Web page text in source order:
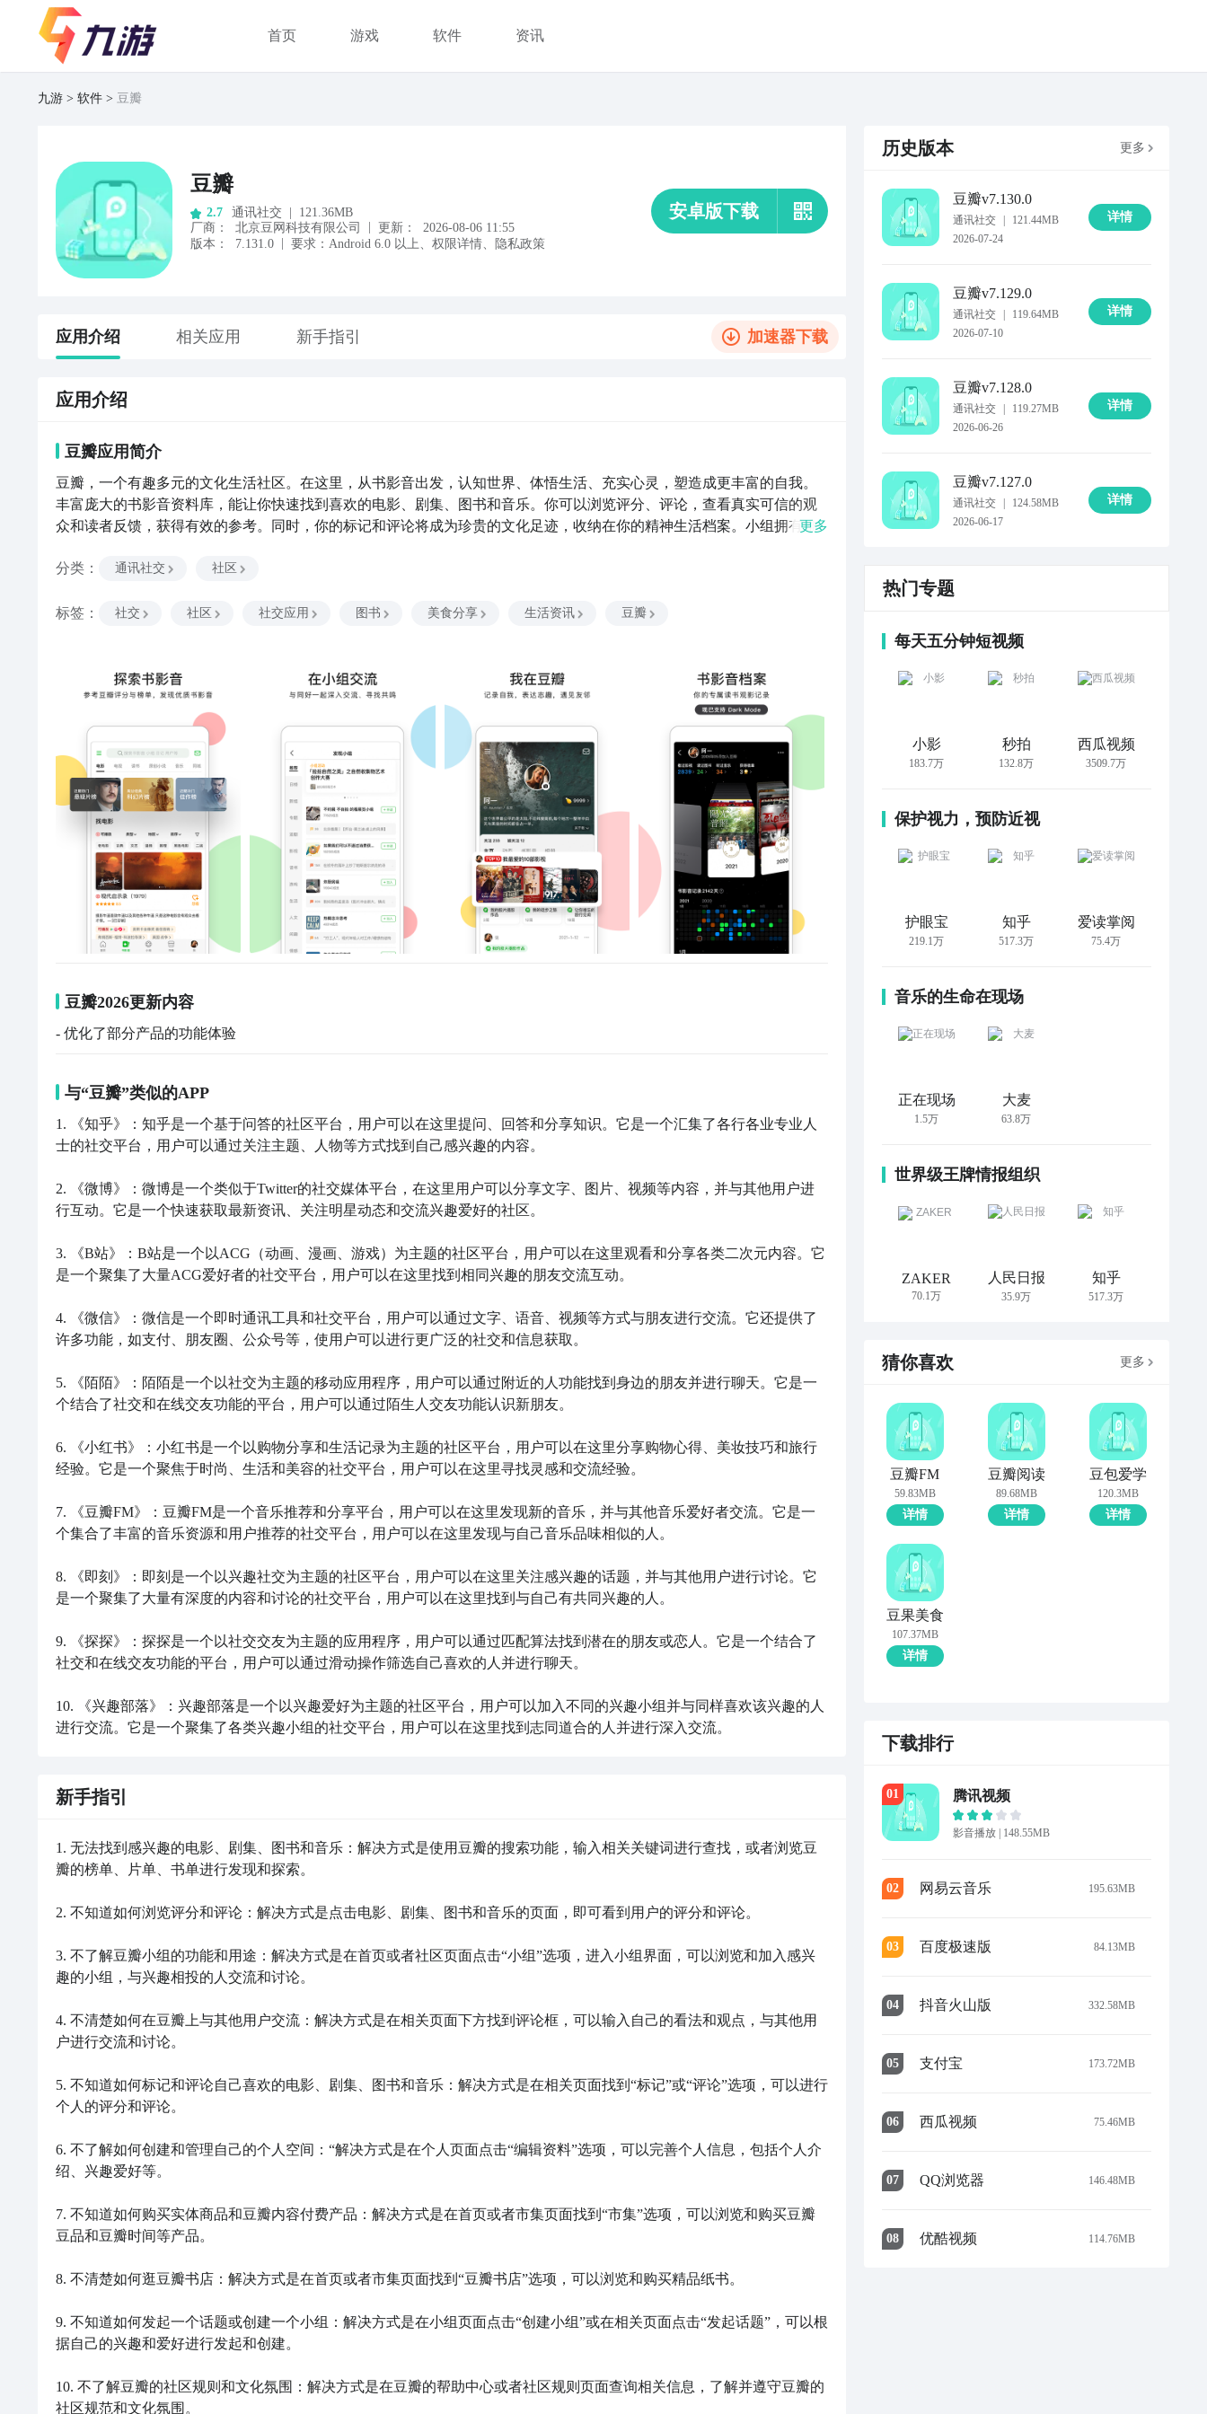
首页 游戏 软件 资讯
九游 软件 豆瓣
豆瓣
2.7 通讯社交
121.36MB
厂商 ： 北京豆网科技有限公司 更新：
2026-08-06 11:55
版本：
7.131.0 要求： Android 6.0 以上、 权限详情、 隐私政策
安卓版下载
应用介绍 相关应用 新手指引 加速器下载
应用介绍
豆瓣应用简介
豆瓣，一个有趣多元的文化生活社区。在这里，从书影音出发，认知世界、体悟生活、充实心灵，塑造成更丰富的自我。
丰富庞大的书影音资料库，能让你快速找到喜欢的电影、剧集、图书和音乐。你可以浏览评分、评论，查看真实可信的观
众和读者反馈，获得有效的参考。同时，你的标记和评论将成为珍贵的文化足迹，收纳在你的精神生活档案。小组拥有难
切细枝末节，而不用担心陌生人没有耐心了解。豆友们在豆瓣谈论的是自己喜欢的作家导演、对社会事件的观点……你甚
集”将供你选购更多实体商品。豆瓣自营电商品牌“豆瓣豆品”，主打豆瓣生活美学物品，让热爱生活的你尽享高品质购物乐
更多
分类 ： 通讯社交 社区
标签 ： 社交 社区 社交应用 图书 美食分享 生活资讯 豆瓣
豆瓣2026更新内容
- 优化了部分产品的功能体验
与“豆瓣”类似的APP
1. 《知乎》：知乎是一个基于问答的社区平台，用户可以在这里提问、回答和分享知识。它是一个汇集了各行各业专业人
士的社交平台，用户可以通过关注主题、人物等方式找到自己感兴趣的内容。
2. 《微博》：微博是一个类似于Twitter的社交媒体平台，在这里用户可以分享文字、图片、视频等内容，并与其他用户进
行互动。它是一个快速获取最新资讯、关注明星动态和交流兴趣爱好的社区。
3. 《B站》：B站是一个以ACG（动画、漫画、游戏）为主题的社区平台，用户可以在这里观看和分享各类二次元内容。它
是一个聚集了大量ACG爱好者的社交平台，用户可以在这里找到相同兴趣的朋友交流互动。
4. 《微信》：微信是一个即时通讯工具和社交平台，用户可以通过文字、语音、视频等方式与朋友进行交流。它还提供了
许多功能，如支付、朋友圈、公众号等，使用户可以进行更广泛的社交和信息获取。
5. 《陌陌》：陌陌是一个以社交为主题的移动应用程序，用户可以通过附近的人功能找到身边的朋友并进行聊天。它是一
个结合了社交和在线交友功能的平台，用户可以通过陌生人交友功能认识新朋友。
6. 《小红书》：小红书是一个以购物分享和生活记录为主题的社区平台，用户可以在这里分享购物心得、美妆技巧和旅行
经验。它是一个聚焦于时尚、生活和美容的社交平台，用户可以在这里寻找灵感和交流经验。
7. 《豆瓣FM》：豆瓣FM是一个音乐推荐和分享平台，用户可以在这里发现新的音乐，并与其他音乐爱好者交流。它是一
个集合了丰富的音乐资源和用户推荐的社交平台，用户可以在这里发现与自己音乐品味相似的人。
8. 《即刻》：即刻是一个以兴趣社交为主题的社区平台，用户可以在这里关注感兴趣的话题，并与其他用户进行讨论。它
是一个聚集了大量有深度的内容和讨论的社交平台，用户可以在这里找到与自己有共同兴趣的人。
9. 《探探》：探探是一个以社交交友为主题的应用程序，用户可以通过匹配算法找到潜在的朋友或恋人。它是一个结合了
社交和在线交友功能的平台，用户可以通过滑动操作筛选自己喜欢的人并进行聊天。
10. 《兴趣部落》：兴趣部落是一个以兴趣爱好为主题的社区平台，用户可以加入不同的兴趣小组并与同样喜欢该兴趣的人
进行交流。它是一个聚集了各类兴趣小组的社交平台，用户可以在这里找到志同道合的人并进行深入交流。
新手指引
1. 无法找到感兴趣的电影、剧集、图书和音乐：解决方式是使用豆瓣的搜索功能，输入相关关键词进行查找，或者浏览豆
瓣的榜单、片单、书单进行发现和探索。
2. 不知道如何浏览评分和评论：解决方式是点击电影、剧集、图书和音乐的页面，即可看到用户的评分和评论。
3. 不了解豆瓣小组的功能和用途：解决方式是在首页或者社区页面点击“小组”选项，进入小组界面，可以浏览和加入感兴
趣的小组，与兴趣相投的人交流和讨论。
4. 不清楚如何在豆瓣上与其他用户交流：解决方式是在相关页面下方找到评论框，可以输入自己的看法和观点，与其他用
户进行交流和讨论。
5. 不知道如何标记和评论自己喜欢的电影、剧集、图书和音乐：解决方式是在相关页面找到“标记”或“评论”选项，可以进行
个人的评分和评论。
6. 不了解如何创建和管理自己的个人空间：“解决方式是在个人页面点击“编辑资料”选项，可以完善个人信息，包括个人介
绍、兴趣爱好等。
7. 不知道如何购买实体商品和豆瓣内容付费产品：解决方式是在首页或者市集页面找到“市集”选项，可以浏览和购买豆瓣
豆品和豆瓣时间等产品。
8. 不清楚如何逛豆瓣书店：解决方式是在首页或者市集页面找到“豆瓣书店”选项，可以浏览和购买精品纸书。
9. 不知道如何发起一个话题或创建一个小组：解决方式是在小组页面点击“创建小组”或在相关页面点击“发起话题”，可以根
据自己的兴趣和爱好进行发起和创建。
10. 不了解豆瓣的社区规则和文化氛围：解决方式是在豆瓣的帮助中心或者社区规则页面查询相关信息，了解并遵守豆瓣的
社区规范和文化氛围。
历史版本 更多
豆瓣v7.130.0
通讯社交
121.44MB
2026-07-24
详情
豆瓣v7.129.0
通讯社交
119.64MB
2026-07-10
详情
豆瓣v7.128.0
通讯社交
119.27MB
2026-06-26
详情
豆瓣v7.127.0
通讯社交
124.58MB
2026-06-17
详情
热门专题
每天五分钟短视频
小影
183.7万
秒拍
132.8万
西瓜视频
3509.7万
保护视力，预防近视
护眼宝
219.1万
知乎
517.3万
爱读掌阅
75.4万
音乐的生命在现场
正在现场
1.5万
大麦
63.8万
世界级王牌情报组织
ZAKER
70.1万
人民日报
35.9万
知乎
517.3万
猜你喜欢 更多
豆瓣FM
59.83MB
详情
豆瓣阅读
89.68MB
详情
豆包爱学
120.3MB
详情
豆果美食
107.37MB
详情
下载排行
01 腾讯视频
影音播放 | 148.55MB
02 网易云音乐 195.63MB
03 百度极速版 84.13MB
04 抖音火山版 332.58MB
05 支付宝 173.72MB
06 西瓜视频 75.46MB
07 QQ浏览器 146.48MB
08 优酷视频 114.76MB